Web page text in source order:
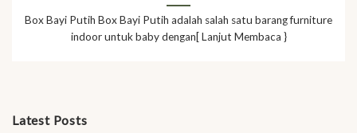
Latest Posts
Box Bayi Putih Box Bayi Putih adalah salah satu barang furniture
indoor untuk baby dengan[ Lanjut Membaca }